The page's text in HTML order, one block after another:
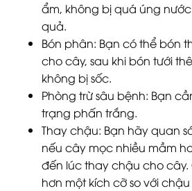
ẩm, không bị quá úng
quả.
Bón phân: Bạn có thể bón
cho cây, sau khi bón tưới
không bị sốc.
Phòng trừ sâu bệnh: Bạn
trạng phấn trắng.
Thay chậu: Bạn hãy quan
nếu cây mọc nhiều mầm
đến lúc thay chậu cho
hơn một kích cỡ so với